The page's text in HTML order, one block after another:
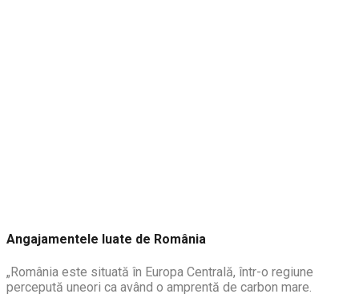
Angajamentele luate de România
„România este situată în Europa Centrală, într-o regiune
percepută uneori ca având o amprentă de carbon mare.